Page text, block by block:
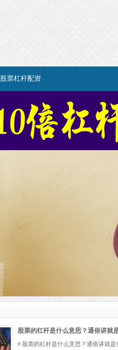
股票杠杆配资
股票的杠杆是什么意思？通俗讲就
# 股票的杠杆是什么意思？通俗讲就